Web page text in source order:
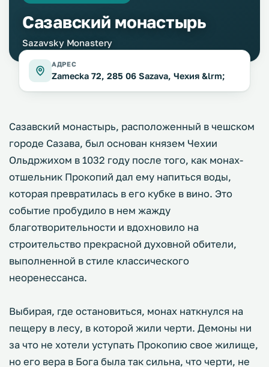
Сазавский монастырь
Sazavsky Monastery
АДРЕС
Zamecka 72, 285 06 Sazava, Чехия &lrm;
Сазавский монастырь, расположенный в чешском
городе Сазава, был основан князем Чехии
Ольдржихом в 1032 году после того, как монах-
отшельник Прокопий дал ему напиться воды,
которая превратилась в его кубке в вино. Это
событие пробудило в нем жажду
благотворительности и вдохновило на
строительство прекрасной духовной обители,
выполненной в стиле классического
неоренессанса.
Выбирая, где остановиться, монах наткнулся на
пещеру в лесу, в которой жили черти. Демоны ни
за что не хотели уступать Прокопию свое жилище,
но его вера в Бога была так сильна, что черти, не